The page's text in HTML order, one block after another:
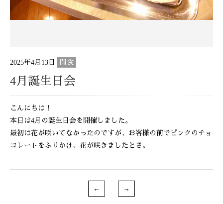
2025年4月13日 間食
4月誕生日会
こんにちは！
本日は4月の誕生日会を開催しました。
最初は花が咲いてなかったのですが、お客様の前でピンクのチョ
コレートをふりかけ、花が咲きましたとさ。